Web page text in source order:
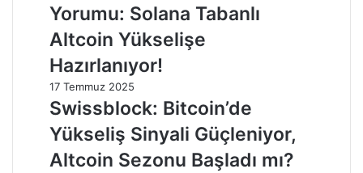
Yorumu: Solana Tabanlı
Altcoin Yükselişe
Hazırlanıyor!
17 Temmuz 2025
Swissblock: Bitcoin’de
Yükseliş Sinyali Güçleniyor,
Altcoin Sezonu Başladı mı?